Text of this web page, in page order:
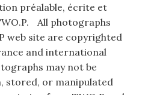
préalable, écrite et
All photographs
web site are copyrighted
and international
may not be
stored, or manipulated